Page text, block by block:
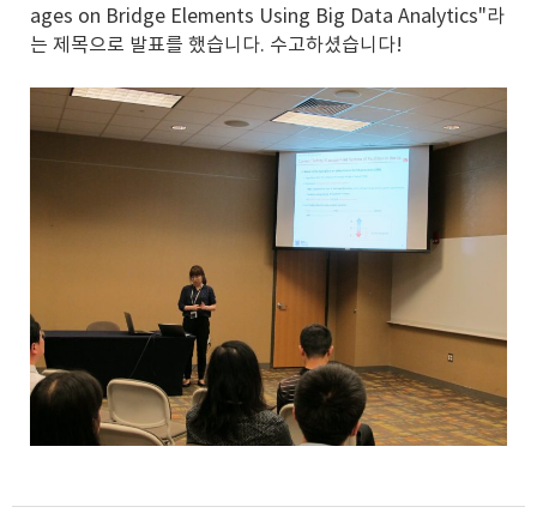
ages on Bridge Elements Using Big Data Analytics"라
는 제목으로 발표를 했습니다. 수고하셨습니다!